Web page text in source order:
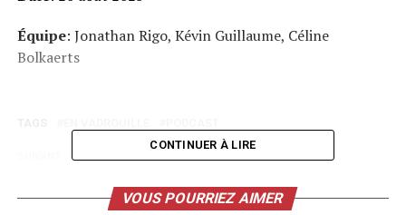
Équipe: Jonathan Rigo, Kévin Guillaume, Céline
Bolkaerts
irlandais
CONTINUER À LIRE
VOUS POURRIEZ AIMER